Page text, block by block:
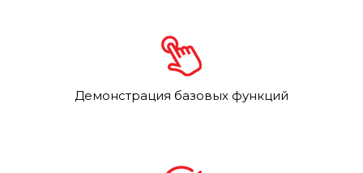
Демонстрация базовых функций